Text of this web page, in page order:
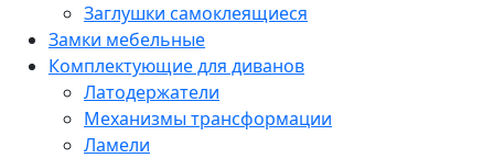
Заглушки самоклеящиеся
Замки мебельные
Комплектующие для диванов
Латодержатели
Механизмы трансформации
Ламели